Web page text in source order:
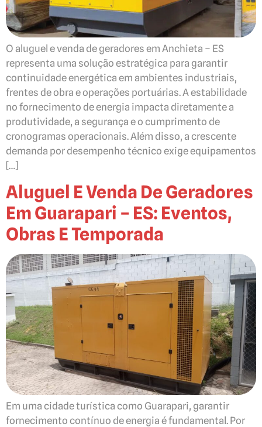
O aluguel e venda de geradores em Anchieta – ES
representa uma solução estratégica para garantir
continuidade energética em ambientes industriais,
frentes de obra e operações portuárias. A estabilidade
no fornecimento de energia impacta diretamente a
produtividade, a segurança e o cumprimento de
cronogramas operacionais. Além disso, a crescente
demanda por desempenho técnico exige equipamentos
[…]
Aluguel E Venda De Geradores
Em Guarapari – ES: Eventos,
Obras E Temporada
Em uma cidade turística como Guarapari, garantir
fornecimento contínuo de energia é fundamental. Por